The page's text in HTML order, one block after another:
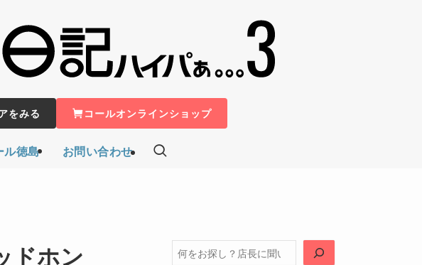
ル徳島 お問い合わせ
をみる コールオンラインショップ
ドホン
検